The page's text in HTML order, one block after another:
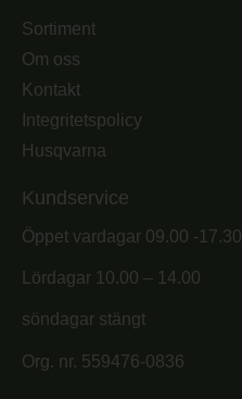
Sortiment
Om oss
Kontakt
Integritetspolicy
Husqvarna
Kundservice
Öppet vardagar 09.00 -17.30
Lördagar 10.00 – 14.00
söndagar stängt
Org. nr. 559476-0836